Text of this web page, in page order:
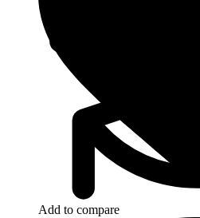
Add to compare